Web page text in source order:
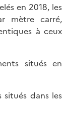
en 2018, les
mètre carré,
à ceux
situés en
situés dans les